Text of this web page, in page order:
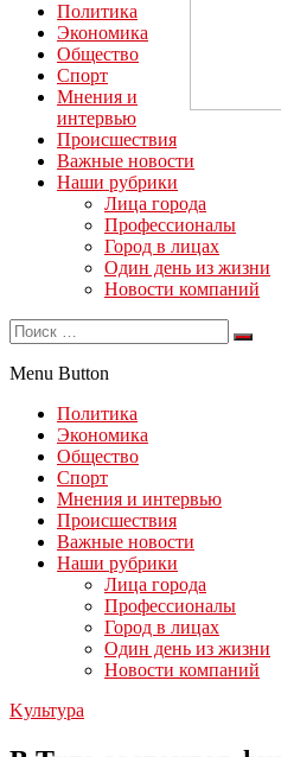
Политика
Экономика
Общество
Спорт
Мнения и
интервью
Происшествия
Важные новости
Наши рубрики
Лица города
Профессионалы
Город в лицах
Один день из жизни
Новости компаний
Menu Button
Политика
Экономика
Общество
Спорт
Мнения и интервью
Происшествия
Важные новости
Наши рубрики
Лица города
Профессионалы
Город в лицах
Один день из жизни
Новости компаний
Kультура